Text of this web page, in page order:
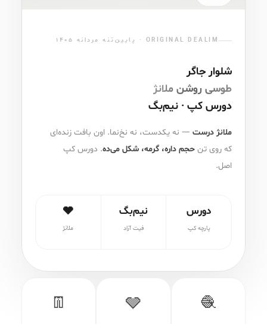
ORIGINAL DEALIM · پایین‌تنه مردانه ۱۴۰۵
شلوار جاگر
طوسی روشن ملانژ
دورس کپ · نیم‌بگ
ملانژ درست — نه یکدست، نه نخ‌نما. اون بافت زنده‌ای
که روی تن حجم داره، گرمه، شکل می‌ده. دورس کپ
اصل.
دورس
پارچه کپ
نیم‌بگ
فیت آزاد
🩶
ملانژ
🧶
🩶
👖